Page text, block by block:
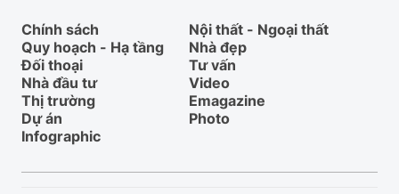
Chính sách
Nội thất - Ngoại thất
Quy hoạch - Hạ tầng
Nhà đẹp
Đối thoại
Tư vấn
Nhà đầu tư
Video
Thị trường
Emagazine
Dự án
Photo
Infographic